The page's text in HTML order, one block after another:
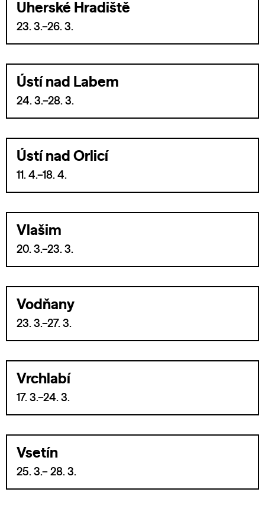
Uherské Hradiště
23. 3.–26. 3.
Ústí nad Labem
24. 3.–28. 3.
Ústí nad Orlicí
11. 4.–18. 4.
Vlašim
20. 3.–23. 3.
Vodňany
23. 3.–27. 3.
Vrchlabí
17. 3.–24. 3.
Vsetín
25. 3.– 28. 3.